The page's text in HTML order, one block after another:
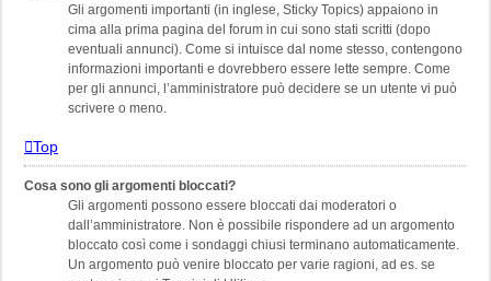
Gli argomenti importanti (in inglese, Sticky Topics) appaiono in
cima alla prima pagina del forum in cui sono stati scritti (dopo
eventuali annunci). Come si intuisce dal nome stesso, contengono
informazioni importanti e dovrebbero essere lette sempre. Come
per gli annunci, l’amministratore può decidere se un utente vi può
scrivere o meno.
Top
Cosa sono gli argomenti bloccati?
Gli argomenti possono essere bloccati dai moderatori o
dall’amministratore. Non è possibile rispondere ad un argomento
bloccato così come i sondaggi chiusi terminano automaticamente.
Un argomento può venire bloccato per varie ragioni, ad es. se